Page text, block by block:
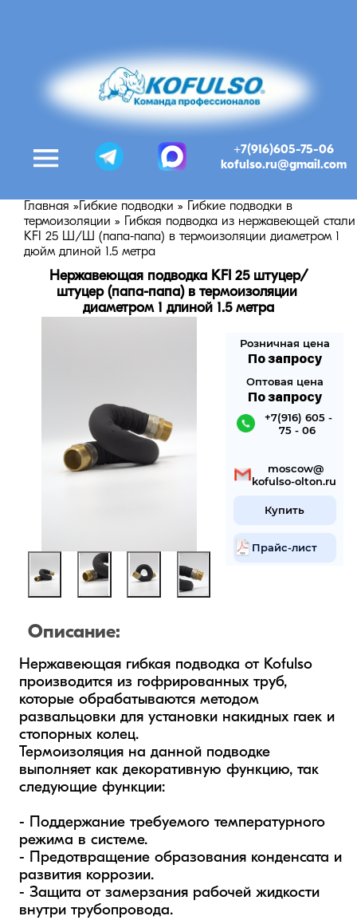
+7(916)605-75-06
kofulso.ru@gmail.com
Главная » Гибкие подводки »
Гибкие подводки в
термоизоляции »
Гибкая подводка из нержавеющей стали
KFI 25 Ш/Ш (папа-папа) в термоизоляции диаметром 1
дюйм длиной 1.5 метра
Нержавеющая подводка KFI 25 штуцер/
штуцер (папа-папа) в термоизоляции
диаметром 1 длиной 1.5 метра
Розничная цена
По запросу
Оптовая цена
По запросу
+7(916) 605 -
75 - 06
mosсow@
kofulso-olton.ru
Купить
Прайс-лист
Описание:
Нержавеющая гибкая подводка от Kofulso
производится из гофрированных труб,
которые обрабатываются методом
развальцовки для установки накидных гаек и
стопорных колец.
Термоизоляция на данной подводке
выполняет как декоративную функцию, так
следующие функции:
- Поддержание требуемого температурного
режима в системе.
- Предотвращение образования конденсата и
развития коррозии.
- Защита от замерзания рабочей жидкости
внутри трубопровода.